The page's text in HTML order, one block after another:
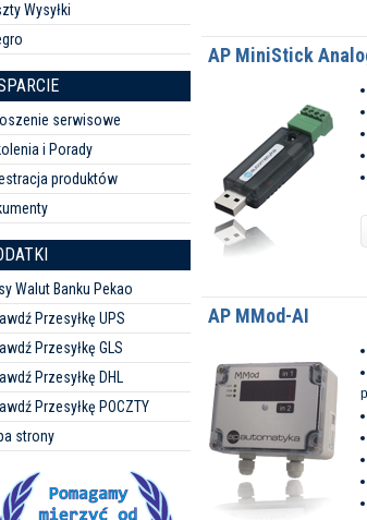
Wysyłki
serwisowe
i Porady
produktów
Walut Banku Pekao
Przesyłkę UPS
Przesyłkę GLS
Przesyłkę DHL
Przesyłkę POCZTY
strony
AP MiniStick
AP MMod-AI